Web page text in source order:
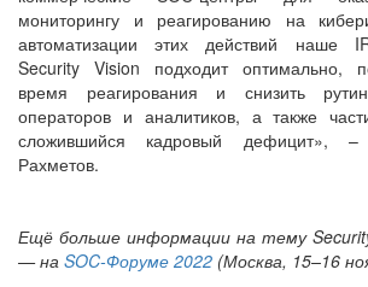
мониторингу и реагированию на
автоматизации этих действий наше
Security Vision подходит оптимально,
время реагирования и снизить
операторов и аналитиков, а также
сложившийся кадровый дефицит»,
Рахметов.
Ещё больше информации на тему
— на SOC-Форуме 2022 (Москва, 15–16